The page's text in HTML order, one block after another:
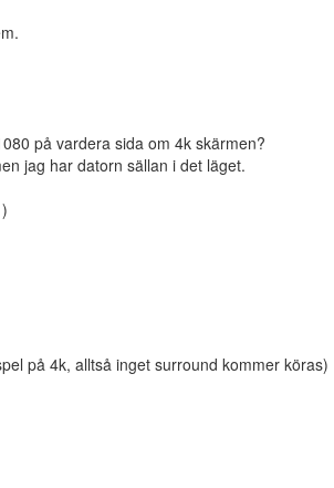
på vardera sida om 4k skärmen?
jag har datorn sällan i det läget.
på 4k, alltså inget surround kommer köras)